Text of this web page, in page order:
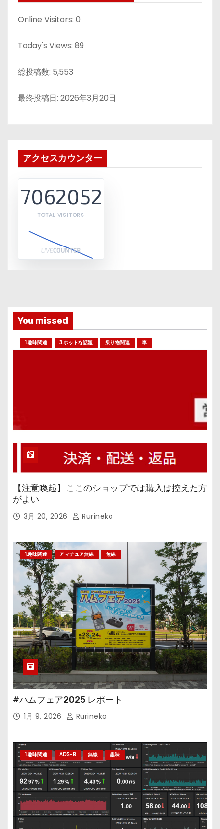
Online Visitors: 0
Today's Views: 89
総投稿数: 5,553
最終投稿日: 2026年3月20日
アクセスカウンター
7062052
TOTAL VISITORS
You missed
1.趣味関連 3.ホットな話題 乗り物関連 車
【注意喚起】ここのショップでは購入は控えた方
がよい
3月 20, 2026 Rurineko
1.趣味関連 アマチュア無線 無線
#ハムフェア2025 レポート
1月 9, 2026 Rurineko
1.趣味関連 ADS-B 無線 趣味